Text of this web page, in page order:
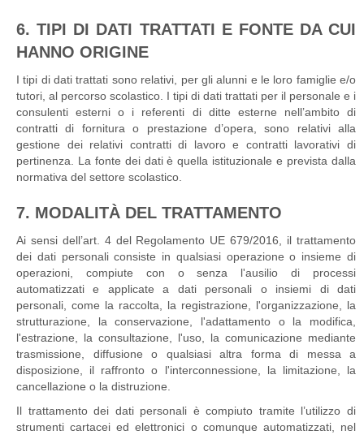
6. TIPI DI DATI TRATTATI E FONTE DA CUI
HANNO ORIGINE
I tipi di dati trattati sono relativi, per gli alunni e le loro famiglie e/o
tutori, al percorso scolastico. I tipi di dati trattati per il personale e i
consulenti esterni o i referenti di ditte esterne nell’ambito di
contratti di fornitura o prestazione d’opera, sono relativi alla
gestione dei relativi contratti di lavoro e contratti lavorativi di
pertinenza. La fonte dei dati è quella istituzionale e prevista dalla
normativa del settore scolastico.
7. MODALITÀ DEL TRATTAMENTO
Ai sensi dell’art. 4 del Regolamento UE 679/2016, il trattamento
dei dati personali consiste in qualsiasi operazione o insieme di
operazioni, compiute con o senza l'ausilio di processi
automatizzati e applicate a dati personali o insiemi di dati
personali, come la raccolta, la registrazione, l'organizzazione, la
strutturazione, la conservazione, l'adattamento o la modifica,
l'estrazione, la consultazione, l'uso, la comunicazione mediante
trasmissione, diffusione o qualsiasi altra forma di messa a
disposizione, il raffronto o l'interconnessione, la limitazione, la
cancellazione o la distruzione.
Il trattamento dei dati personali è compiuto tramite l’utilizzo di
strumenti cartacei ed elettronici o comunque automatizzati, nel